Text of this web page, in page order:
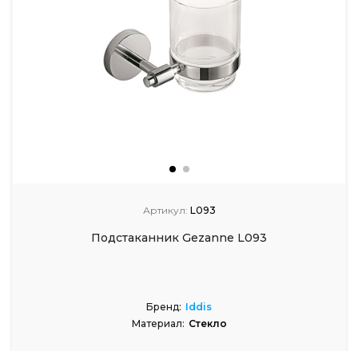
Артикул: L093
Подстаканник Gezanne L093
Бренд: Iddis
Материал: Стекло